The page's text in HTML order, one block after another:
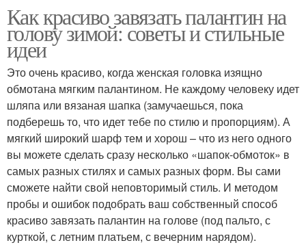
Как красиво завязать палантин на
голову зимой: советы и стильные
идеи
Это очень красиво, когда женская головка изящно
обмотана мягким палантином. Не каждому человеку идет
шляпа или вязаная шапка (замучаешься, пока
подберешь то, что идет тебе по стилю и пропорциям). А
мягкий широкий шарф тем и хорош – что из него одного
вы можете сделать сразу несколько «шапок-обмоток» в
самых разных стилях и самых разных форм. Вы сами
сможете найти свой неповторимый стиль. И методом
пробы и ошибок подобрать ваш собственный способ
красиво завязать палантин на голове (под пальто, с
курткой, с летним платьем, с вечерним нарядом).